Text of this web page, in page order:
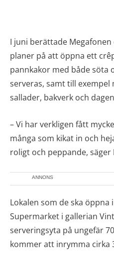
I juni berättade Megafonen
planer på att öppna ett
pannkakor med både söta
serveras, samt till exempel
sallader, bakverk och
– Vi har verkligen fått
många som kikat in och
roligt och peppande, säger
ANNONS
Lokalen som de ska öppna
Supermarket i gallerian
serveringsyta på ungefär
kommer att inrymma cirka